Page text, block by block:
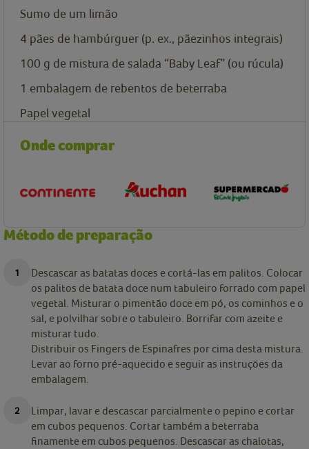
Sumo de um limão
4 pães de hambúrguer (p. ex., pãezinhos integrais)
100 g de mistura de salada “Baby Leaf” (ou rúcula)
1 embalagem de rebentos de beterraba
Papel vegetal
Onde comprar
Método de preparação
Descascar as batatas doces e cortá-las em palitos. Colocar
os palitos de batata doce num tabuleiro forrado com papel
vegetal. Misturar o pimentão doce em pó, os cominhos e o
sal, e polvilhar sobre o tabuleiro. Borrifar com azeite e
misturar tudo.
Distribuir os Fingers de Espinafres por cima desta mistura.
Levar ao forno pré-aquecido e seguir as instruções da
embalagem.
Limpar, lavar e descascar parcialmente o pepino e cortar
em cubos pequenos. Cortar também a beterraba
finamente em cubos pequenos. Descascar as chalotas,